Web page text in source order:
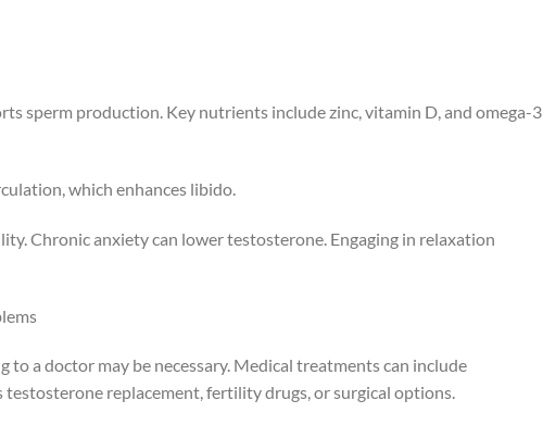
sperm production. Key nutrients include zinc, vitamin D, and omega-3
which enhances libido.
Chronic anxiety can lower testosterone. Engaging in relaxation
a doctor may be necessary. Medical treatments can include
testosterone replacement, fertility drugs, or surgical options.